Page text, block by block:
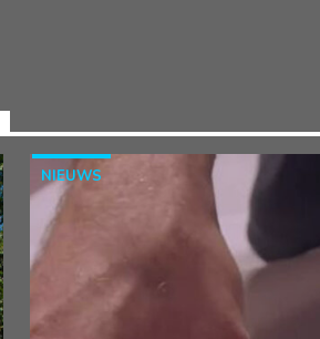
NIEUWS